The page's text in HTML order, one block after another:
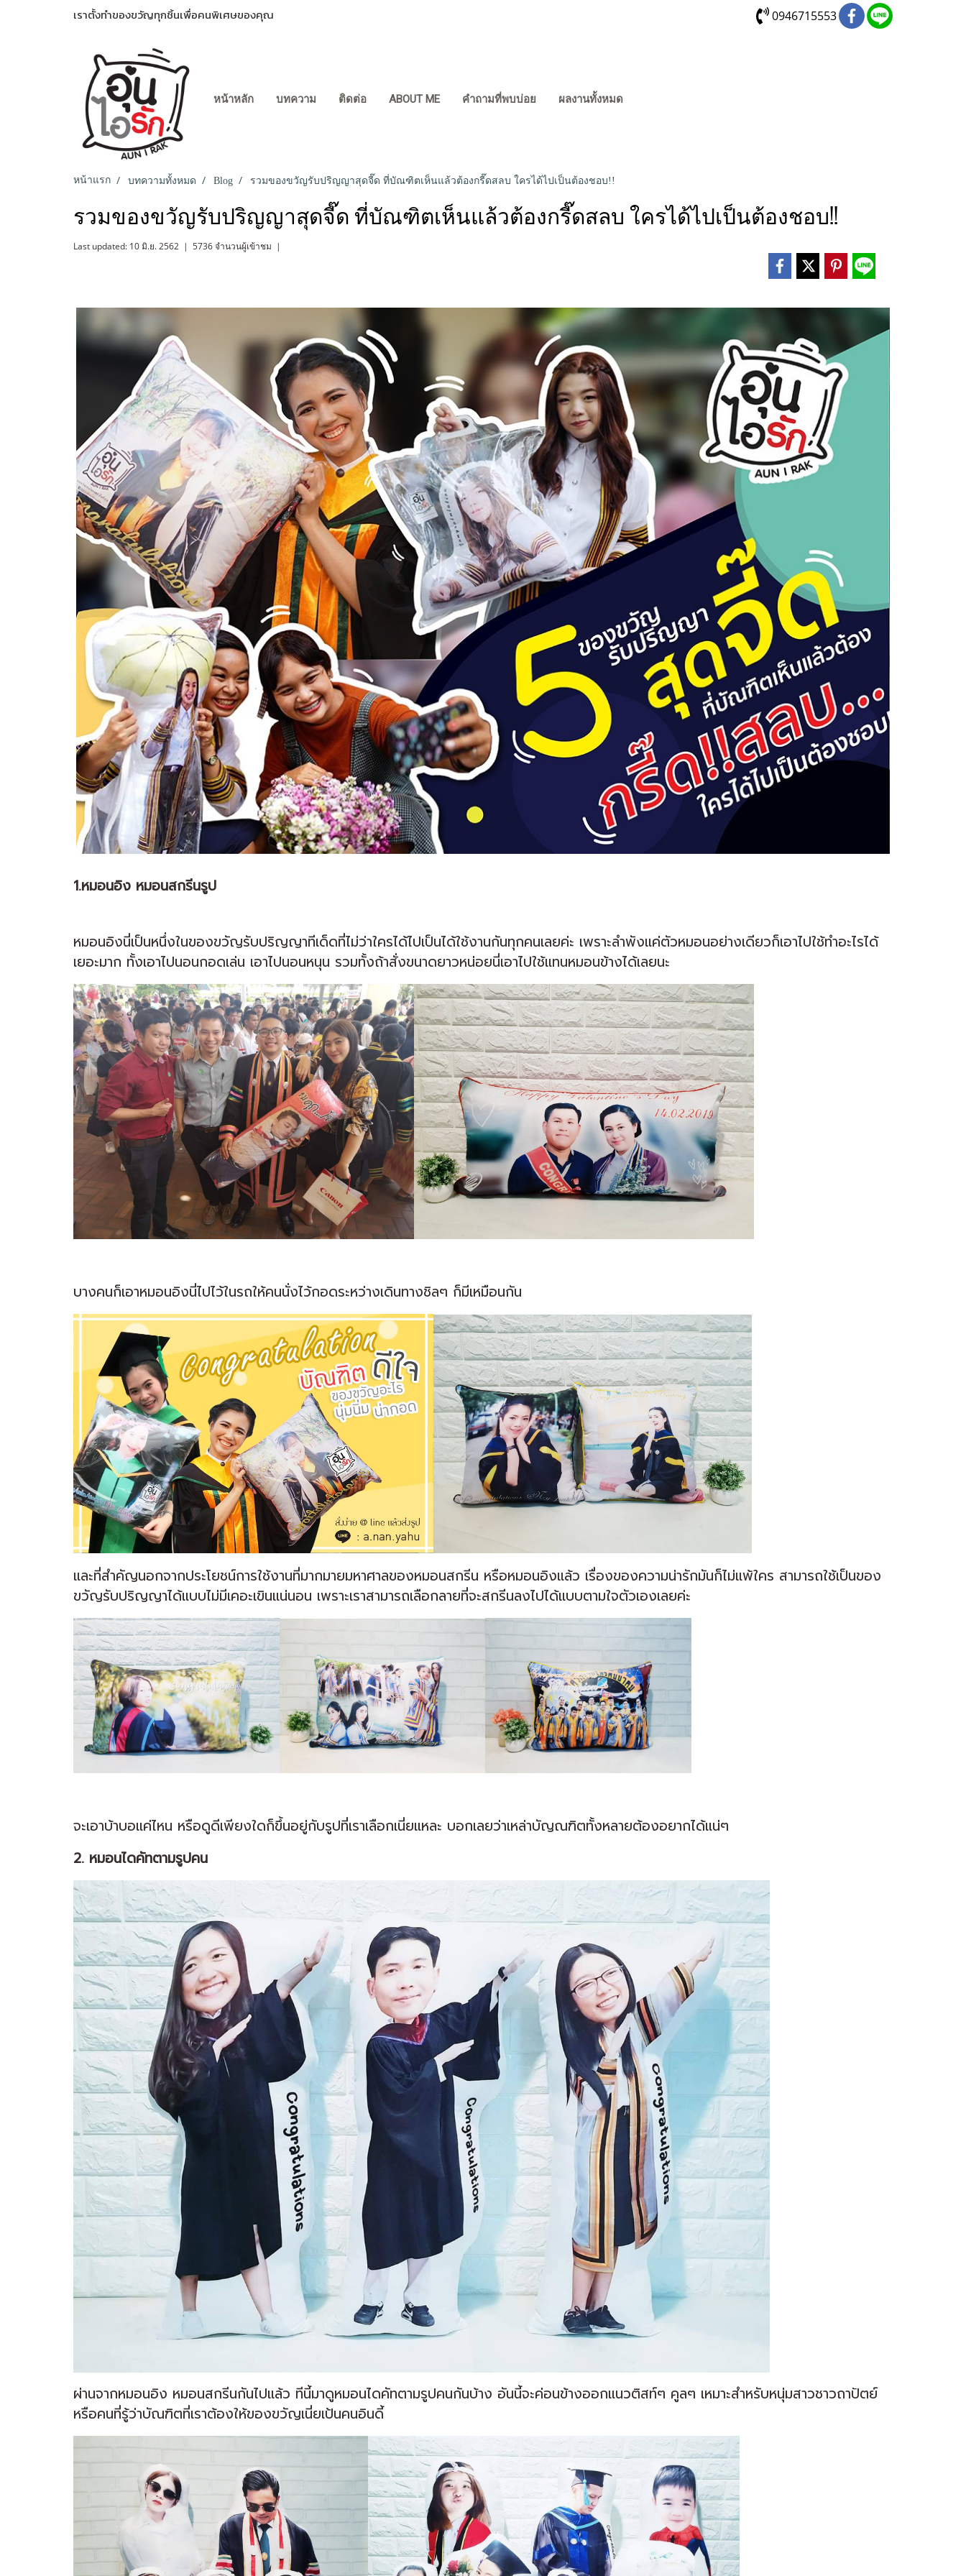
เราตั้งทำของขวัญทุกชิ้นเพื่อคนพิเศษของคุณ 0946715553
หน้าหลัก บทความ ติดต่อ ABOUT ME คำถามที่พบบ่อย ผลงานทั้งหมด
หน้าแรก บทความทั้งหมด Blog รวมของขวัญรับปริญญาสุดจี๊ด ที่บัณฑิตเห็นแล้วต้องกรี๊ดสลบ ใครได้ไปเป็นต้องชอบ!!
รวมของขวัญรับปริญญาสุดจี๊ด ที่บัณฑิตเห็นแล้วต้องกรี๊ดสลบ ใครได้ไปเป็นต้องชอบ!!
Last updated: 10 มิ.ย. 2562 | 5736 จำนวนผู้เข้าชม |
1.หมอนอิง หมอนสกรีนรูป
หมอนอิงนี่เป็นหนึ่งในของขวัญรับปริญญาทีเด็ดที่ไม่ว่าใครได้ไปเป็นได้ใช้งานกันทุกคนเลยค่ะ เพราะลำพังแค่ตัวหมอนอย่างเดียวก็เอาไปใช้ทำอะไรได้
เยอะมาก ทั้งเอาไปนอนกอดเล่น เอาไปนอนหนุน รวมทั้งถ้าสั่งขนาดยาวหน่อยนี่เอาไปใช้แทนหมอนข้างได้เลยนะ
บางคนก็เอาหมอนอิงนี่ไปไว้ในรถให้คนนั่งไว้กอดระหว่างเดินทางชิลๆ ก็มีเหมือนกัน
และที่สำคัญนอกจากประโยชน์การใช้งานที่มากมายมหาศาลของหมอนสกรีน หรือหมอนอิงแล้ว เรื่องของความน่ารักมันก็ไม่แพ้ใคร สามารถใช้เป็นของ
ขวัญรับปริญญาได้แบบไม่มีเคอะเขินแน่นอน เพราะเราสามารถเลือกลายที่จะสกรีนลงไปได้แบบตามใจตัวเองเลยค่ะ
จะเอาบ้าบอแค่ไหน หรือดูดีเพียงใดก็ขึ้นอยู่กับรูปที่เราเลือกเนี่ยแหละ บอกเลยว่าเหล่าบัญณฑิตทั้งหลายต้องอยากได้แน่ๆ
2. หมอนไดคัทตามรูปคน
ผ่านจากหมอนอิง หมอนสกรีนกันไปแล้ว ทีนี้มาดูหมอนไดคัทตามรูปคนกันบ้าง อันนี้จะค่อนข้างออกแนวติสท์ๆ คูลๆ เหมาะสำหรับหนุ่มสาวชาวถาปัตย์
หรือคนที่รู้ว่าบัณฑิตที่เราต้องให้ของขวัญเนี่ยเป้นคนอินดี้